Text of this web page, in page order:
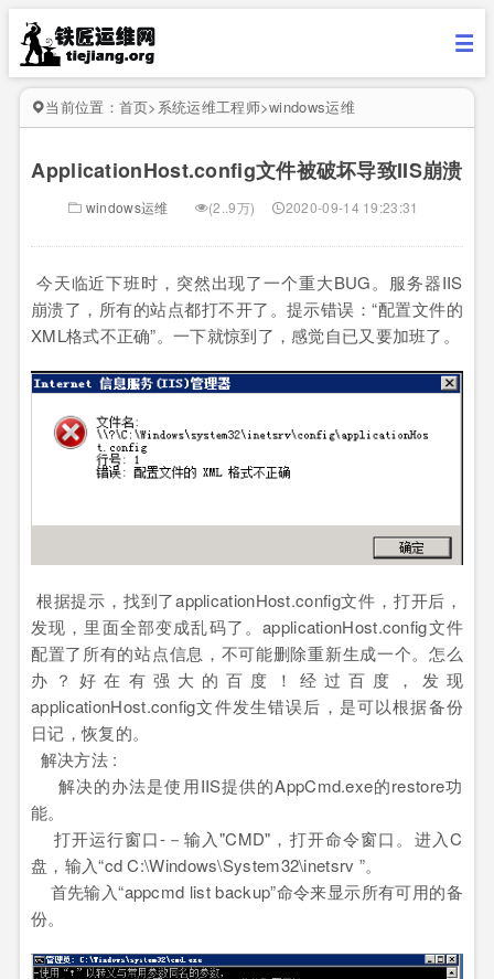
当前位置： 首页> 系统运维工程师>windows运维
ApplicationHost.config文件被破坏导致IIS崩溃
windows运维 (2..9万) 2020-09-14 19:23:31
今天临近下班时，突然出现了一个重大BUG。服务器IIS
崩溃了，所有的站点都打不开了。提示错误：“配置文件的
XML格式不正确”。一下就惊到了，感觉自已又要加班了。
根据提示，找到了applicationHost.config文件，打开后，
发现，里面全部变成乱码了。applicationHost.config文件
配置了所有的站点信息，不可能删除重新生成一个。怎么
办？好在有强大的百度！经过百度，发现
applicationHost.config文件发生错误后，是可以根据备份
日记，恢复的。
解决方法 :
解决的办法是使用IIS提供的AppCmd.exe的restore功
能。
打开运行窗口-－输入"CMD"，打开命令窗口。进入C
盘，输入“cdC:\Windows\System32\inetsrv ”。
首先输入“appcmd list backup”命令来显示所有可用的备
份。